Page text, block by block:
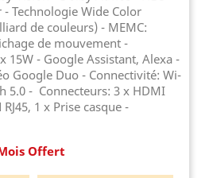
Technologie Wide Color
de couleurs) - MEMC:
de mouvement -
15W - Google Assistant, Alexa -
Google Duo - Connectivité: Wi-
5.0 - Connecteurs: 3 x HDMI
1 x Prise casque -
Offert